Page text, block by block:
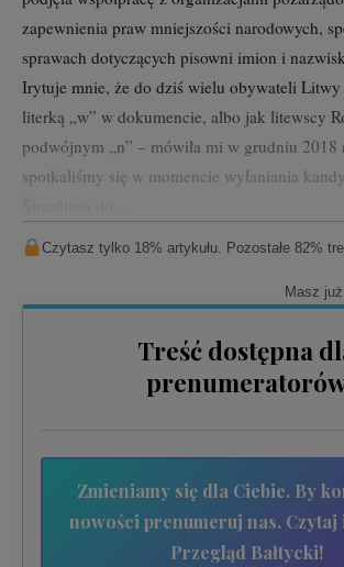
zapewnienia praw mniejszości narodowych,
sprawach dotyczących pisowni imion i
Irytuje mnie, że do dziś wielu obywateli
literką „w” w dokumencie, albo jak litewscy
podwójnym „n” – mówiła mi w grudniu 2018
spotkaliśmy się w momencie wyłaniania
Czytasz tylko 18% artykułu. Pozostałe 82%
Masz
Treść dostępna
Zmieniamy się dla Ciebie. By
nowości prenumeruj nas.
Przegląd Bałtycki!